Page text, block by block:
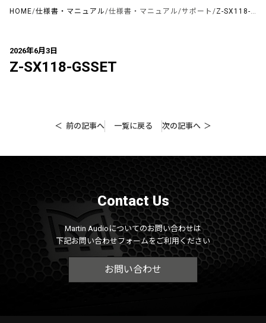
HOME/仕様書・マニュアル/仕様書・マニュアル/サポート /Z-SX118-GSSET
2026年6月3日
Z-SX118-GSSET
前の記事へ 一覧に戻る 次の記事へ
Contact Us
Martin Audioについてのお問い合わせは
下記お問い合わせフォームをご利用ください
お問い合わせ